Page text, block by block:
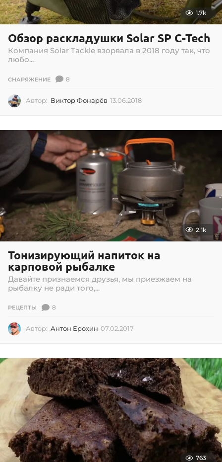
1.7k
Обзор раскладушки Solar SP C-Tech
Компания Solar Tackle взорвала в 2018 году так, что
любо...
СНАРЯЖЕНИЕ 8
Автор: Виктор Фонарёв 13.06.2018
0
6
0
1
2.1k
Тонизирующий напиток на
карповой рыбалке
Давайте признаемся друзья, мы приезжаем на
рыбалку не ради того,...
РЕЦЕПТЫ 8
Автор: Антон Ерохин 07.02.2017
0
7
.
2
0
2
6
763